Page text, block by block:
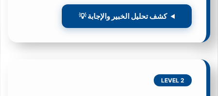
كشف تحليل الخبير والإجابة 💡
LEVEL 2